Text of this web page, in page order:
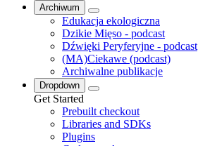
Archiwum
Edukacja ekologiczna
Dzikie Mięso - podcast
Dźwięki Peryferyjne - podcast
(MA)Ciekawe (podcast)
Archiwalne publikacje
Dropdown
Get Started
Prebuilt checkout
Libraries and SDKs
Plugins